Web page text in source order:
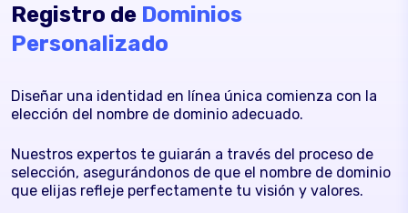
Registro de Dominios
Personalizado
Diseñar una identidad en línea única comienza con la
elección del nombre de dominio adecuado.
Nuestros expertos te guiarán a través del proceso de
selección, asegurándonos de que el nombre de dominio
que elijas refleje perfectamente tu visión y valores.